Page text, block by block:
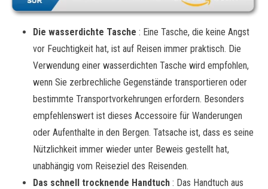
Die wasserdichte Tasche : Eine Tasche, die keine Angst
vor Feuchtigkeit hat, ist auf Reisen immer praktisch. Die
Verwendung einer wasserdichten Tasche wird empfohlen,
wenn Sie zerbrechliche Gegenstände transportieren oder
bestimmte Transportvorkehrungen erfordern. Besonders
empfehlenswert ist dieses Accessoire für Wanderungen
oder Aufenthalte in den Bergen. Tatsache ist, dass es seine
Nützlichkeit immer wieder unter Beweis gestellt hat,
unabhängig vom Reiseziel des Reisenden.
Das schnell trocknende Handtuch : Das Handtuch aus